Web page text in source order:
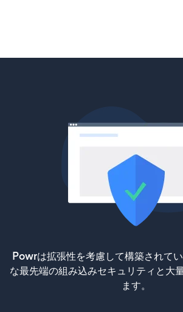
Powrは拡張性を考慮して構築されて
な最先端の組み込みセキュリティと大
ます。